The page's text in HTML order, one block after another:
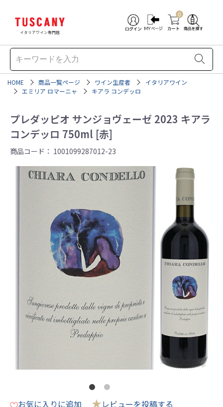
イタリアワイン専門店
0
HOME 商品一覧ページ ワイン生産者
イタリアワイン
エミリア ロマーニャ
キアラ コンデッロ
プレダッピオ サンジョヴェーゼ 2023 キアラ
コンデッロ 750ml [赤]
商品コード： 1001099287012-23
お気に入りに追加 ★レビューを投稿する